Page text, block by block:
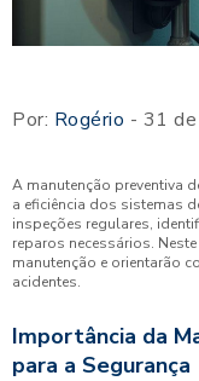
Por: Rogério - 31
A manutenção preventiva
a eficiência dos sistemas
inspeções regulares,
reparos necessários.
manutenção e orientarão
acidentes.
Importância da
para a Segurança